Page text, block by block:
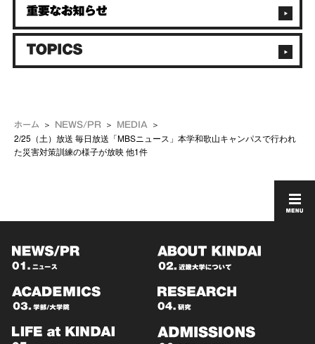
ホーム NEWS/PR MEDIA
2/25（土）放送 毎日放送「MBSニュース」本学和歌山キャンパスで行われ
た災害対策訓練の様子が放映 他1件